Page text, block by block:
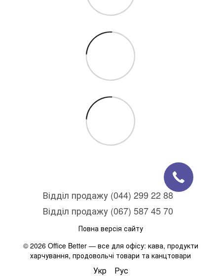
Відділ продажу (044) 299 22 88
Відділ продажу (067) 587 45 70
Повна версія сайту
© 2026 Office Better — все для офісу: кава, продукти
харчування, продовольчі товари та канцтовари
Укр Рус